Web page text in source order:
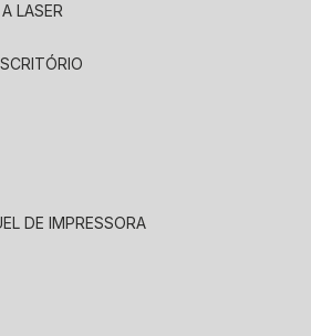
LASER
DE IMPRESSORA